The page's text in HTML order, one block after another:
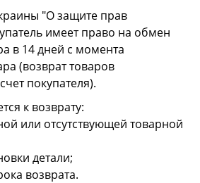
"О защите прав
имеет право на обмен
в 14 дней с момента
(возврат товаров
покупателя).
к возврату:
или отсутствующей товарной
детали;
возврата.